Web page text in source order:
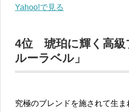
Yahoo!で見る
4位 琥珀に輝く高級
ルーラベル」
究極のブレンドを施されて生ま